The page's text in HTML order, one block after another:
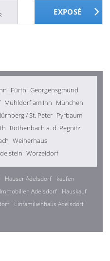
Fürth Georgensgmünd
Mühldorf am Inn München
/ St. Peter Pyrbaum
Röthenbach a. d. Pegnitz
Weiherhaus
Worzeldorf
Häuser Adelsdorf
kaufen
Immobilien Adelsdorf
Hauskauf
Einfamilienhaus Adelsdorf